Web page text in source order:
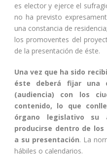
es elector y ejerce el
no ha previsto
una constancia de
los promoventes del
de la presentación de éste.
Una vez que ha sido
éste deberá fijar una
(audiencia) con los
contenido, lo que
órgano legislativo su
producirse dentro de
a su presentación. La
hábiles o calendarios.